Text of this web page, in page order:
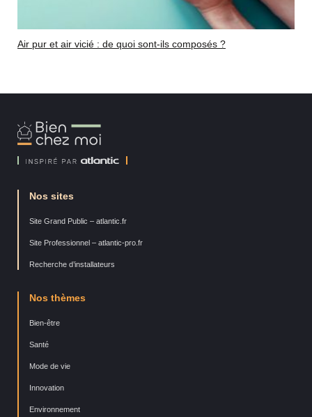
Air pur et air vicié : de quoi sont-ils composés ?
Bien
Chez
Nos sites
Site Grand Public – atlantic.fr
Site Professionnel – atlantic-pro.fr
Recherche d’installateurs
Nos thèmes
Bien-être
Santé
Mode de vie
Innovation
Environnement